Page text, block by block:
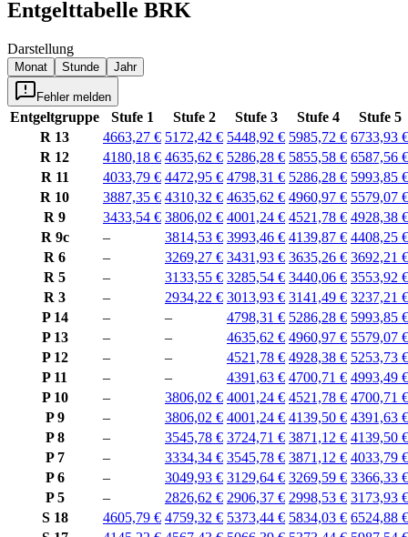
Entgelttabelle BRK
Darstellung
Monat Stunde Jahr
Fehler melden
Entgeltgruppe Stufe 1 Stufe 2 Stufe 3 Stufe 4
Stufe 5
R 13
4663,27 € 5172,42 € 5448,92 € 5985,72 € 6733,93 €
R 12
4180,18 € 4635,62 € 5286,28 € 5855,58 € 6587,56 €
R 11
4033,79 € 4472,95 € 4798,31 € 5286,28 € 5993,85 €
R 10
3887,35 € 4310,32 € 4635,62 € 4960,97 € 5579,07 €
R 9
3433,54 € 3806,02 € 4001,24 € 4521,78 € 4928,38 €
R 9c
– 3814,53 € 3993,46 € 4139,87 € 4408,25 €
R 6
– 3269,27 € 3431,93 € 3635,26 € 3692,21 €
R 5
– 3133,55 € 3285,54 € 3440,06 € 3553,92 €
R 3
– 2934,22 € 3013,93 € 3141,49 € 3237,21 €
P 14
– – 4798,31 € 5286,28 € 5993,85 €
P 13
– – 4635,62 € 4960,97 € 5579,07 €
P 12
– – 4521,78 € 4928,38 € 5253,73 €
P 11
– – 4391,63 € 4700,71 € 4993,49 €
P 10
– 3806,02 € 4001,24 € 4521,78 € 4700,71 €
P 9
– 3806,02 € 4001,24 € 4139,50 € 4391,63 €
P 8
– 3545,78 € 3724,71 € 3871,12 € 4139,50 €
P 7
– 3334,34 € 3545,78 € 3871,12 € 4033,79 €
P 6
– 3049,93 € 3129,64 € 3269,59 € 3366,33 €
P 5
– 2826,62 € 2906,37 € 2998,53 € 3173,93 €
S 18
4605,79 € 4759,32 € 5373,44 € 5834,03 € 6524,88 €